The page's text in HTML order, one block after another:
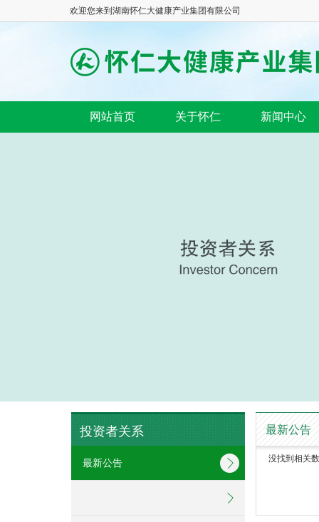
欢迎您来到湖南怀仁大健康产业集团有限公司
网站首页 关于怀仁 新闻中心
投资者关系
最新公告
最新公告
没找到相关